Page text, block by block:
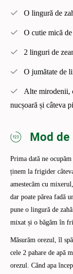
O lingură de
O cutie mică
2 linguri de
O jumătate de
Alte mirodenii,
nucșoară și câteva
Mod de
Prima dată ne
ținem la frigider
amestecăm cu
dar poate părea fadă
pune o lingură de
mixat și o băgăm în
Măsurăm orezul, îl
cele 2 pahare de apă
orezul. Când apa